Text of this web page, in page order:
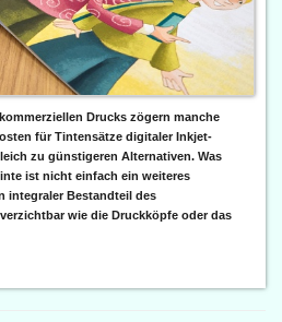
Drucks zögern manche
für Tintensätze digitaler Inkjet-
zu günstigeren Alternativen. Was
ist nicht einfach ein weiteres
integraler Bestandteil des
wie die Druckköpfe oder das